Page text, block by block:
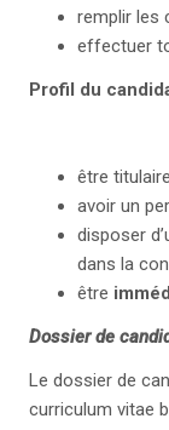
remplir les
effectuer
Profil du
être
avoir un
disposer
dans la
être
Dossier de
Le dossier de
curriculum vitae